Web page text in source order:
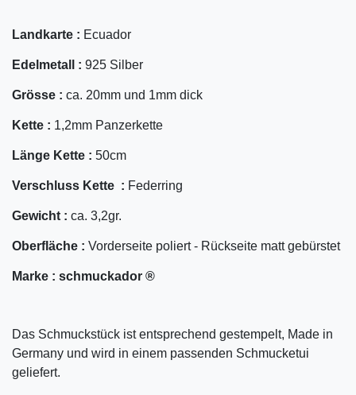
Landkarte : Ecuador
Edelmetall : 925 Silber
Grösse : ca. 20mm und 1mm dick
Kette : 1,2mm Panzerkette
Länge Kette : 50cm
Verschluss Kette : Federring
Gewicht : ca. 3,2gr.
Oberfläche : Vorderseite poliert - Rückseite matt gebürstet
Marke : schmuckador ®
Das Schmuckstück ist entsprechend gestempelt, Made in
Germany und wird in einem passenden Schmucketui
geliefert.